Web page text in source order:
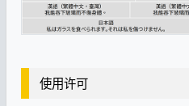
使用许可